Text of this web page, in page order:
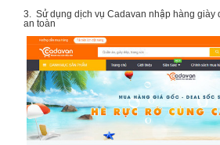
3. Sử dụng dịch vụ Cadavan nhập hàng giày
an toàn